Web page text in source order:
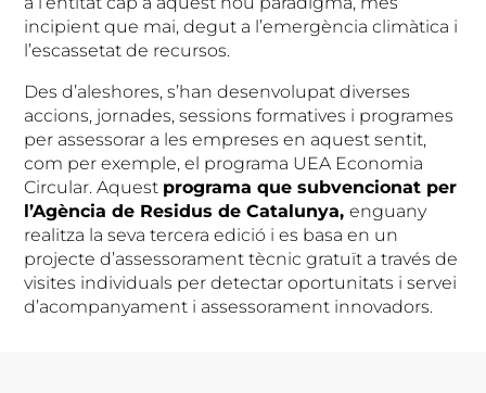
incipient que mai, degut a l’emergència climàtica i
l’escassetat de recursos.
Des d’aleshores, s’han desenvolupat diverses
accions, jornades, sessions formatives i programes
per assessorar a les empreses en aquest sentit,
com per exemple, el programa UEA Economia
Circular. Aquest programa que subvencionat per
l’Agència de Residus de Catalunya,enguany
realitza la seva tercera edició i es basa en un
projecte d’assessorament tècnic gratuït a través de
visites individuals per detectar oportunitats i servei
d’acompanyament i assessorament innovadors.